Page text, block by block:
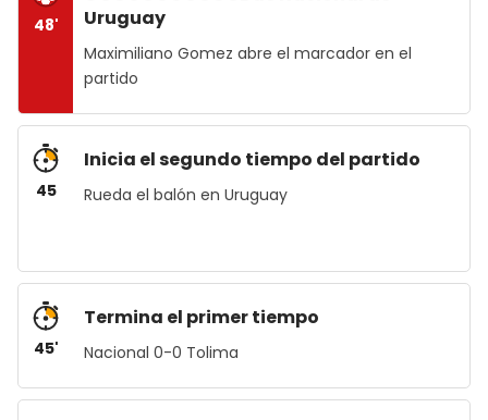
48'
Uruguay
Maximiliano Gomez abre el marcador en el
partido
45
Inicia el segundo tiempo del partido
Rueda el balón en Uruguay
45'
Termina el primer tiempo
Nacional 0-0 Tolima